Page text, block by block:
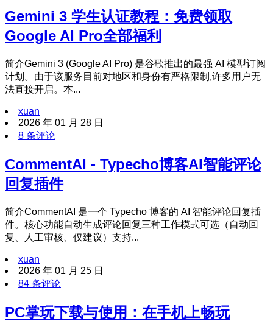
Gemini 3 学生认证教程：免费领取
Google AI Pro全部福利
简介Gemini 3 (Google AI Pro) 是谷歌推出的最强 AI 模型订阅
计划。由于该服务目前对地区和身份有严格限制,许多用户无
法直接开启。本...
xuan
2026 年 01 月 28 日
8 条评论
CommentAI - Typecho博客AI智能评论
回复插件
简介CommentAI 是一个 Typecho 博客的 AI 智能评论回复插
件。核心功能自动生成评论回复三种工作模式可选（自动回
复、人工审核、仅建议）支持...
xuan
2026 年 01 月 25 日
84 条评论
PC掌玩下载与使用：在手机上畅玩